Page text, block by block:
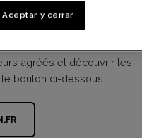
plus
agréés et découvrir les
bouton ci-dessous.
Aceptar y cerrar